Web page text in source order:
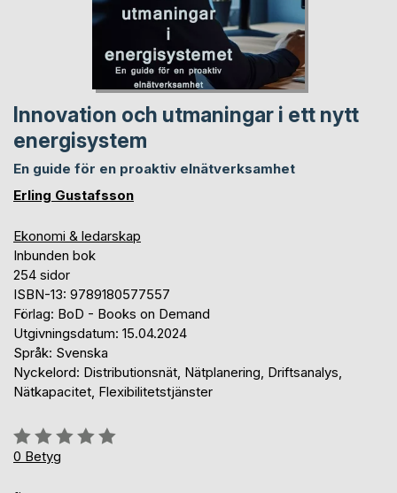
Innovation och utmaningar i ett nytt
energisystem
En guide för en proaktiv elnätverksamhet
Erling Gustafsson
Ekonomi & ledarskap
Inbunden bok
254 sidor
ISBN-13: 9789180577557
Förlag: BoD - Books on Demand
Utgivningsdatum: 15.04.2024
Språk: Svenska
Nyckelord: Distributionsnät, Nätplanering, Driftsanalys,
Nätkapacitet, Flexibilitetstjänster
Betyg::
0%
0 Betyg